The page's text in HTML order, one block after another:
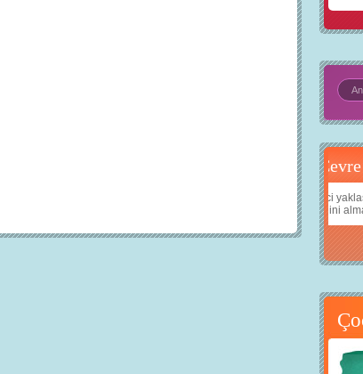
Çevre için 5 basit
sayesinde dünyanın daha iyi bir